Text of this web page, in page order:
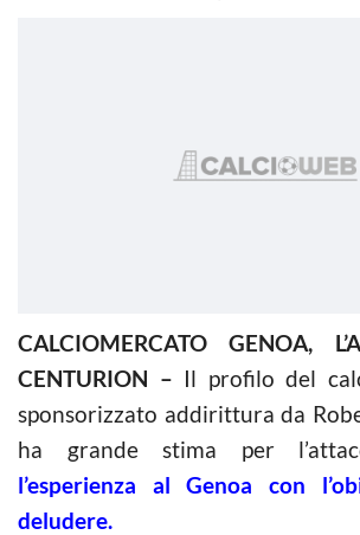
CALCIOMERCATO GENOA,
CENTURION – Il profilo del
sponsorizzato addirittura da
ha grande stima per
l’esperienza al Genoa con
deludere.